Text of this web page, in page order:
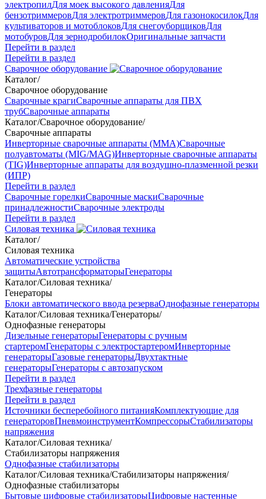
электропилДля моек высокого давленияДля
бензотриммеровДля электротриммеровДля газонокосилокДля
культиваторов и мотоблоковДля снегоуборщиковДля
мотобуровДля зернодробилокОригинальные запчасти
Перейти в раздел
Перейти в раздел
Сварочное оборудование
Каталог/
Сварочное оборудование
Сварочные крагиСварочные аппараты для ПВХ
трубСварочные аппараты
Каталог/Сварочное оборудование/
Сварочные аппараты
Инверторные сварочные аппараты (ММА)Сварочные
полуавтоматы (MIG/MAG)Инверторные сварочные аппараты
(TIG)Инверторные аппараты для воздушно-плазменной резки
(ИПР)
Перейти в раздел
Сварочные горелкиСварочные маскиСварочные
принадлежностиСварочные электроды
Перейти в раздел
Силовая техника
Каталог/
Силовая техника
Автоматические устройства
защитыАвтотрансформаторыГенераторы
Каталог/Силовая техника/
Генераторы
Блоки автоматического ввода резерваОднофазные генераторы
Каталог/Силовая техника/Генераторы/
Однофазные генераторы
Дизельные генераторыГенераторы с ручным
стартеромГенераторы с электростартеромИнверторные
генераторыГазовые генераторыДвухтактные
генераторыГенераторы с автозапуском
Перейти в раздел
Трехфазные генераторы
Перейти в раздел
Источники бесперебойного питанияКомплектующие для
генераторовПневмоинструментКомпрессорыСтабилизаторы
напряжения
Каталог/Силовая техника/
Стабилизаторы напряжения
Однофазные стабилизаторы
Каталог/Силовая техника/Стабилизаторы напряжения/
Однофазные стабилизаторы
Бытовые цифровые стабилизаторыЦифровые настенные